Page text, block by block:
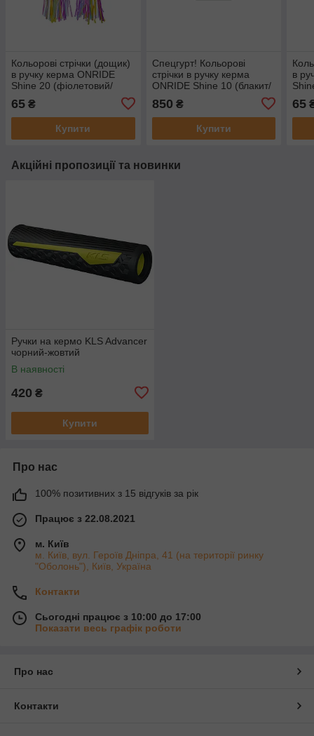
Кольорові стрічки (дощик)
в ручку керма ONRIDE
Shine 20 (фіолетовий/
поліетилен
65 ₴
Купити
Спецгурт! Кольорові
стрічки в ручку керма
ONRIDE Shine 10 (блакит/
(10шт)
850 ₴
Купити
в
65
Акційні пропозиції та новинки
Ручки на кермо KLS Advancer
чорний-жовтий
В наявності
420 ₴
Купити
Про нас
100% позитивних з 15 відгуків за рік
Працює з 22.08.2021
м. Київ
м. Київ, вул. Героїв Дніпра, 41 (на території ринку
"Оболонь"), Київ, Україна
Контакти
Сьогодні працює з 10:00 до 17:00
Показати весь графік роботи
Про нас
Контакти